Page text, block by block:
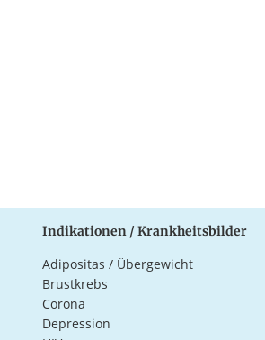
Indikationen / Krankheitsbilder
Adipositas / Übergewicht
Brustkrebs
Corona
Depression